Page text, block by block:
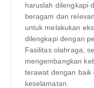
haruslah dilengkapi
beragam dan
untuk melakukan
dilengkapi dengan
Fasilitas olahraga,
mengembangkan
terawat dengan
keselamatan.